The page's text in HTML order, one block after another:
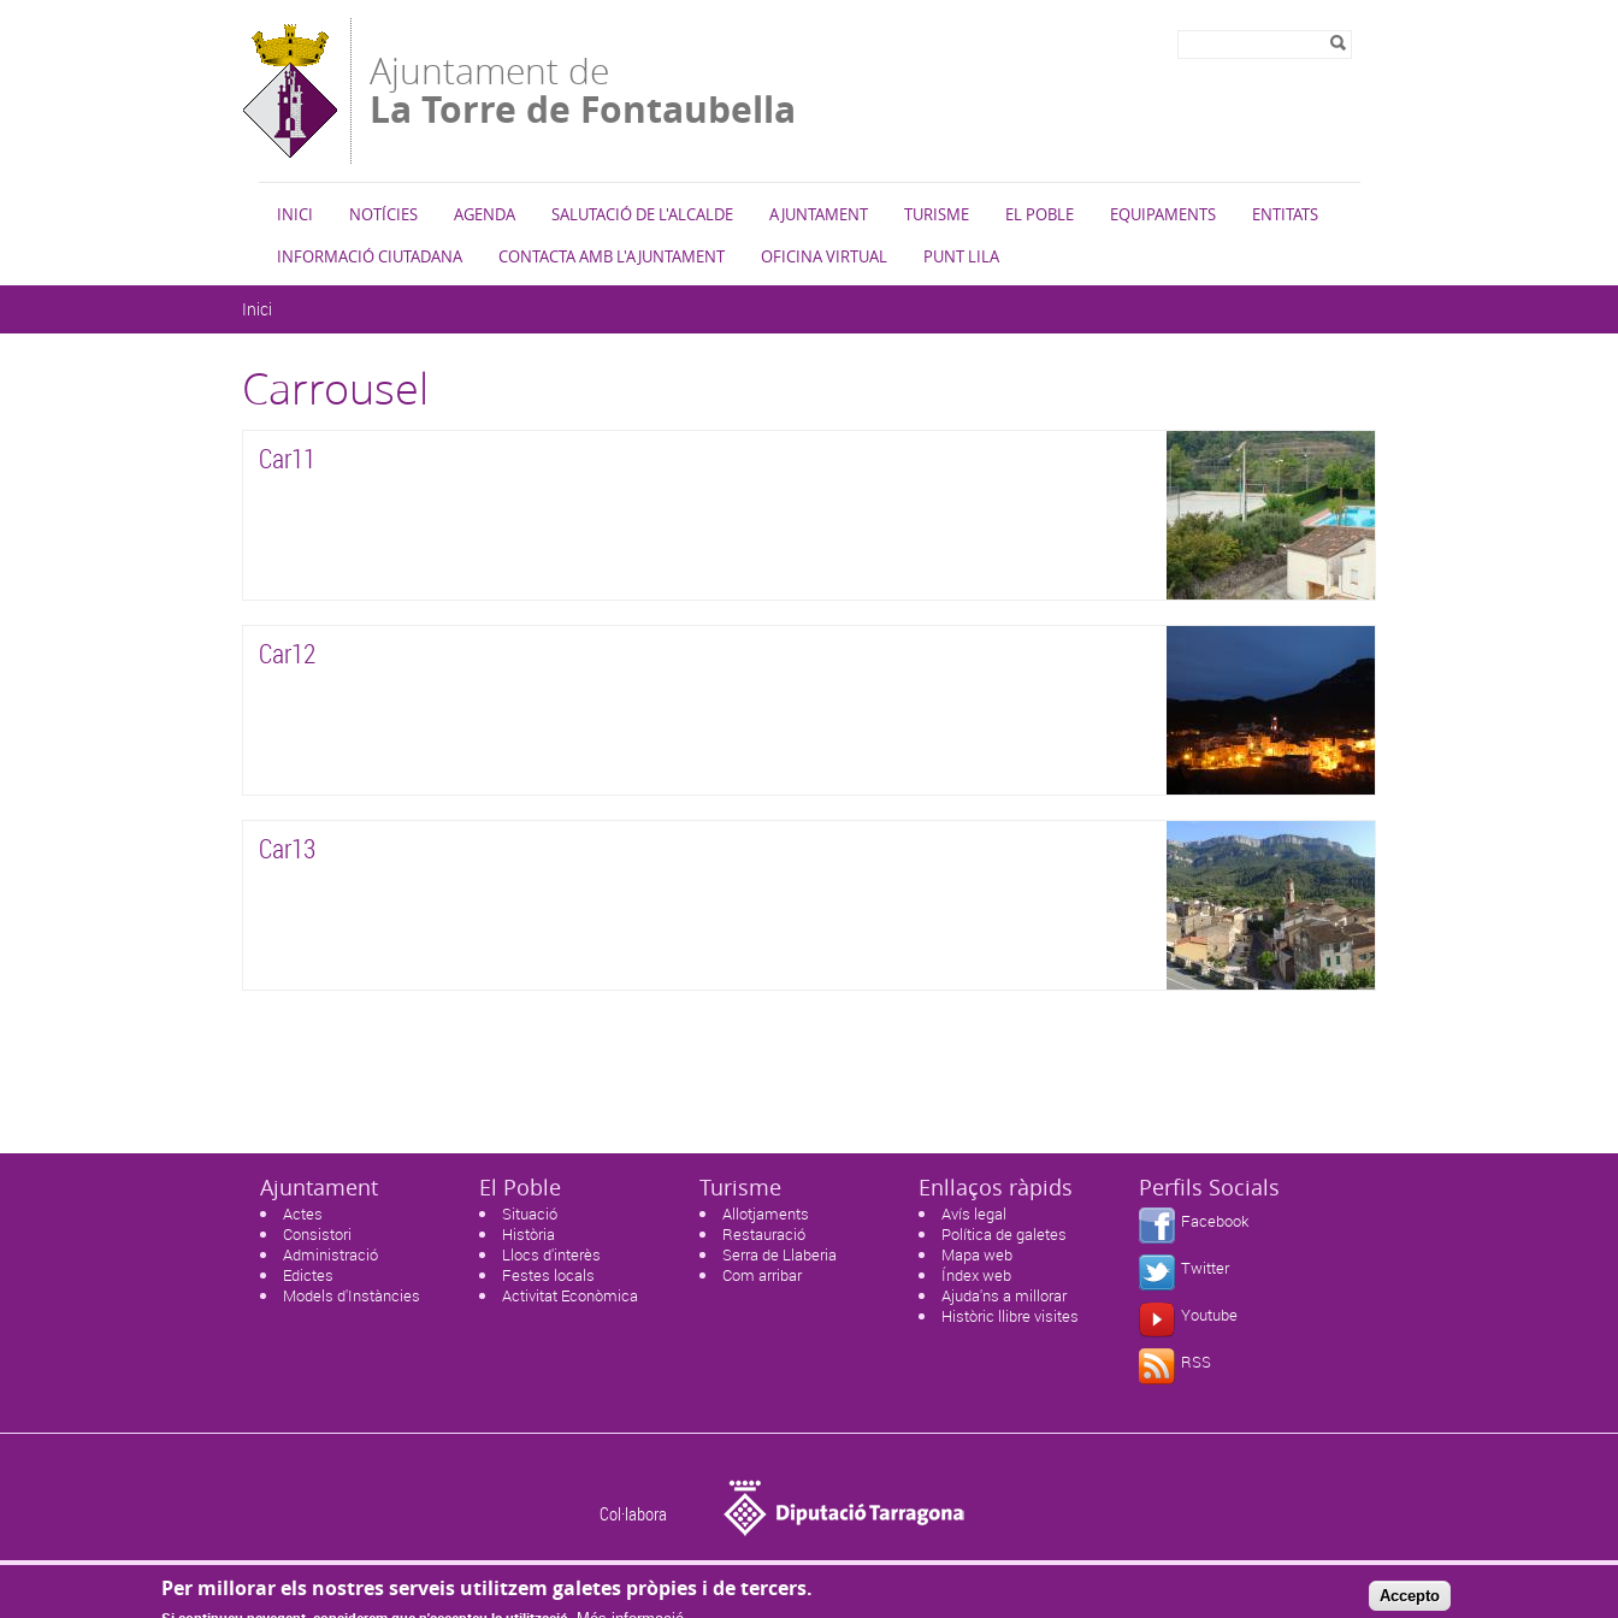
Ajuntament de
La Torre de Fontaubella
Formulari de
INICI NOTÍCIES AGENDA SALUTACIÓ DE L'ALCALDE AJUNTAMENT TURISME EL POBLE EQUIPAMENTS
ENTITATS
INFORMACIÓ CIUTADANA
CONTACTA AMB L'AJUNTAMENT OFICINA VIRTUAL PUNT LILA
Inici
Carrousel
Car11
Car12
Car13
Ajuntament
Actes
Consistori
Administració
Edictes
Models d'Instàncies
El Poble
Situació
Història
Llocs d'interès
Festes locals
Activitat Econòmica
Turisme
Allotjaments
Restauració
Serra de Llaberia
Com arribar
Enllaços ràpids
Avís legal
Política de galetes
Mapa web
Índex web
Ajuda'ns a millorar
Històric llibre visites
Perfils Socials
Facebook
Twitter
Youtube
RSS
Col·labora
Per millorar els nostres serveis utilitzem galetes pròpies i de tercers. Accepto